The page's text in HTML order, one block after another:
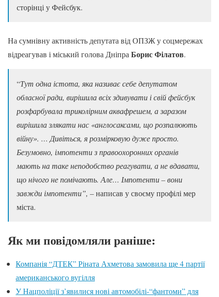
сторінці у Фейсбук.
На сумнівну активність депутата від ОПЗЖ у соцмережах
відреагував і міський голова Дніпра Борис Філатов.
“Тут одна істота, яка називає себе депутатом
обласної ради, вирішила всіх здивувати і свій фейсбук
розфарбувала триколірним аквафрешем, а заразом
вирішила злякати нас «англосаксами, що розпалюють
війну». … Дивіться, я розмірковую дуже просто.
Безумовно, імпотенти з правоохоронних органів
мають на таке неподобство реагувати, а не вдавати,
що нічого не помічають. Але… Імпотенти – вони
завжди імпотенти”, –написав у своєму профілі мер
міста.
Як ми повідомляли раніше:
Компанія “ДТЕК” Ріната Ахметова замовила ще 4 партії
американського вугілля
У Нацполіції з’явилися нові автомобілі-“фантоми” для